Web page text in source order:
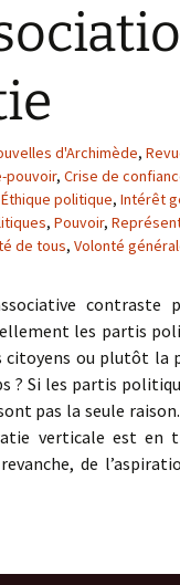
d'Archimède,
pouvoir, Crise de
Éthique politique, Intérêt
, Pouvoir,
de tous, Volonté
contraste
les partis
ou plutôt la
? Si les partis
pas la seule
verticale est
de
et